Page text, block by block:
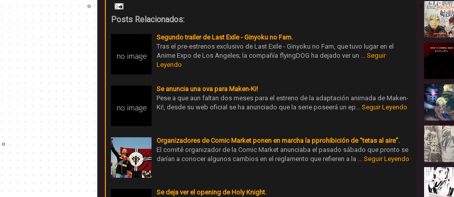
Posts Relacionados:
Segundo trailer de Last Exile - Ginyoku no Fam.
Tras el pre-estrenos exclusivo de Last Exile - Ginyoku no Fam, que tuvo lugar en el
Anime Expo de Los Angeles; la compañía flyingDOG ha dejado ver un … Seguir
Leyendo
Se anuncia una ova para Maken-Ki!
Pese a que aun faltan dos meses para el estreno de la adaptación animada de Maken-
Ki!, desde su web oficial se ha anunciado que la serie poseerá un ep… Seguir Leyendo
Organizadores de Comic Market ponen en marcha la pprohibición de “tetas al aire”.
El comité organizador de la Comic Market anunciaba el pasado sábado que pronto se
darían a conocer algunos cambios en el reglamento que refieren a la … Seguir Leyendo
Se deja ver el opening de Holy Knight.